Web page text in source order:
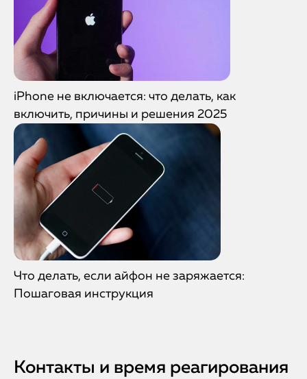
iPhone не включается: что делать, как
включить, причины и решения 2025
Что делать, если айфон не заряжается:
Пошаговая инструкция
Контакты и время реагирования